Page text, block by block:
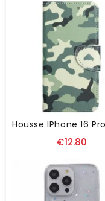
€12.80